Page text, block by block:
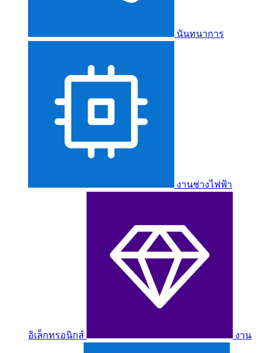
นันทนาการ
งานช่างไฟฟ้า
อิเล็กทรอนิกส์ งาน